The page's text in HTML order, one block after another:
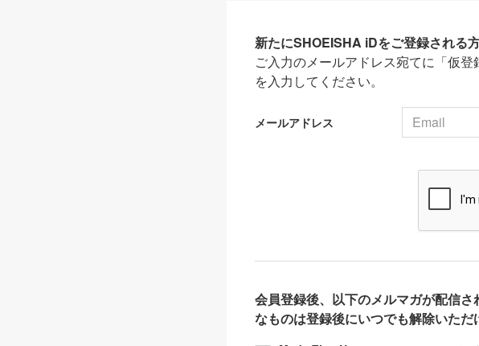
新たにSHOEISHA iDをご登録される
ご入力のメールアドレス宛てに「仮
を入力してください。
メールアドレス
会員登録後、以下のメルマガが配信
なものは登録後にいつでも解除いただ